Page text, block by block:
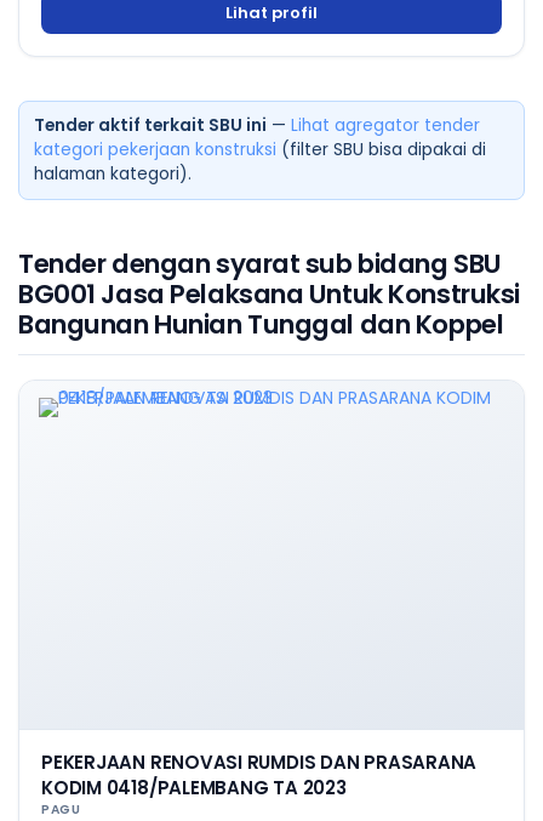
Lihat profil
Tender aktif terkait SBU ini — Lihat agregator tender
kategori pekerjaan konstruksi (filter SBU bisa dipakai di
halaman kategori).
Tender dengan syarat sub bidang SBU
BG001 Jasa Pelaksana Untuk Konstruksi
Bangunan Hunian Tunggal dan Koppel
PEKERJAAN RENOVASI RUMDIS DAN PRASARANA
KODIM 0418/PALEMBANG TA 2023
PAGU